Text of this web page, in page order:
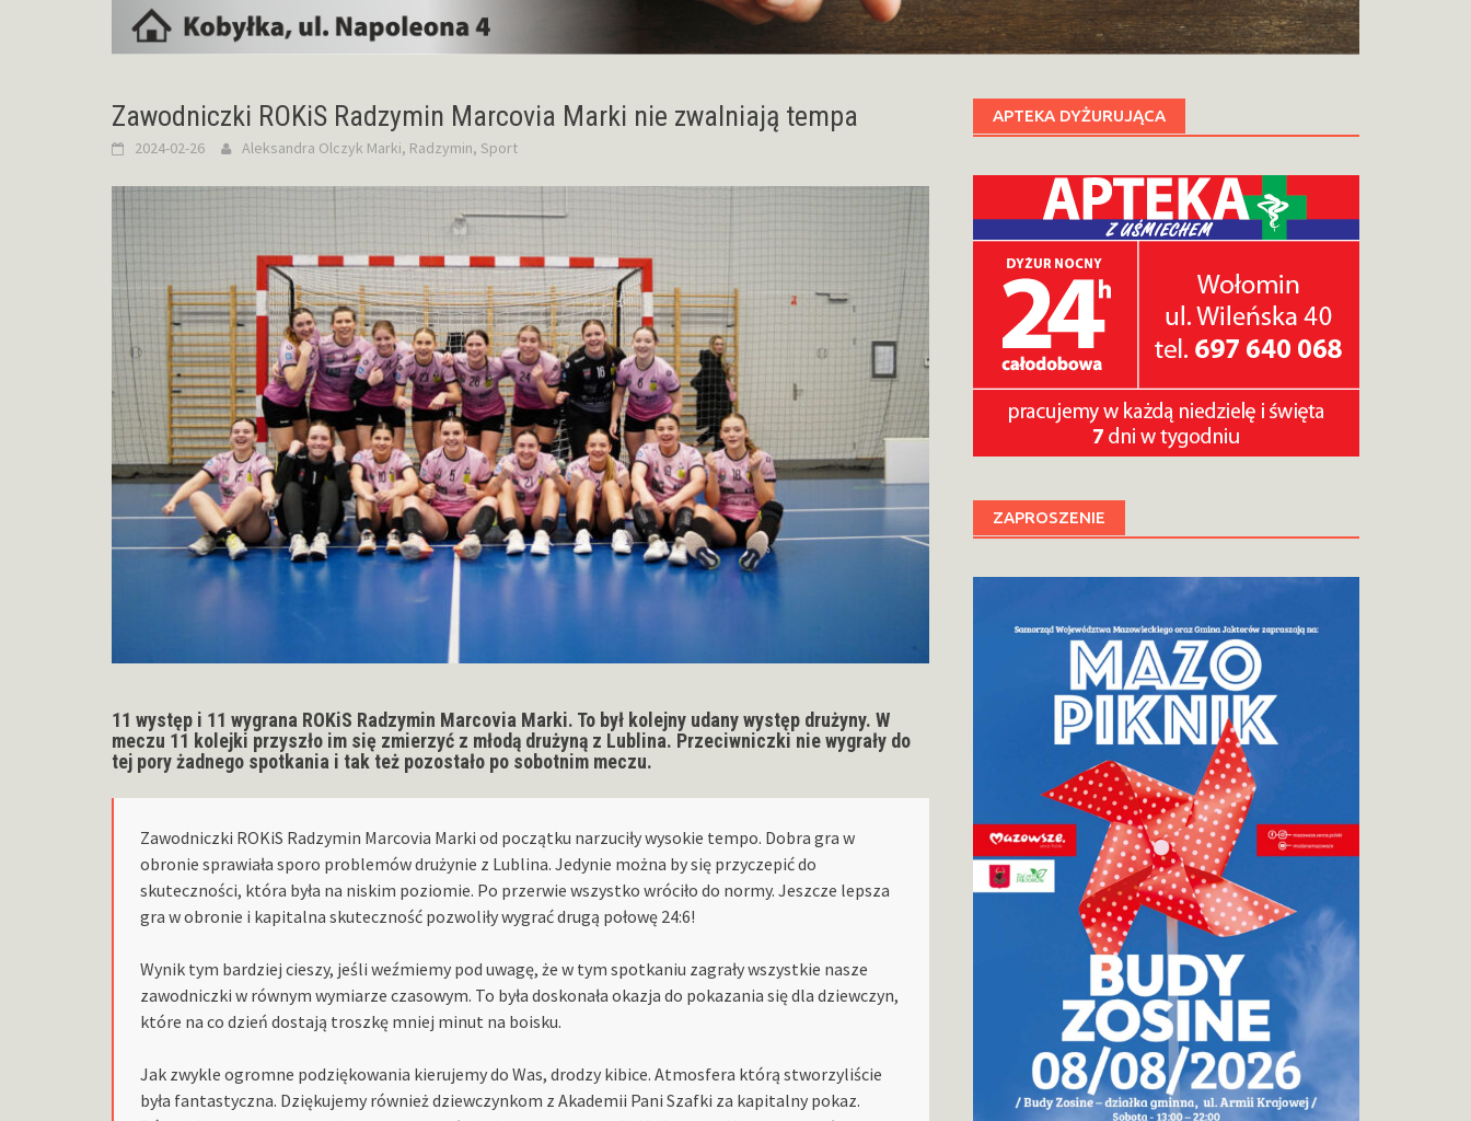
Zawodniczki ROKiS Radzymin Marcovia Marki nie zwalniają tempa
2024-02-26 Aleksandra Olczyk Marki, Radzymin, Sport
11 występ i 11 wygrana ROKiS Radzymin Marcovia Marki. To był kolejny udany występ drużyny. W
meczu 11 kolejki przyszło im się zmierzyć z młodą drużyną z Lublina. Przeciwniczki nie wygrały do
tej pory żadnego spotkania i tak też pozostało po sobotnim meczu.
Zawodniczki ROKiS Radzymin Marcovia Marki od początku narzuciły wysokie tempo. Dobra gra w
obronie sprawiała sporo problemów drużynie z Lublina. Jedynie można by się przyczepić do
skuteczności, która była na niskim poziomie. Po przerwie wszystko wróciło do normy. Jeszcze lepsza
gra w obronie i kapitalna skuteczność pozwoliły wygrać drugą połowę 24:6!
Wynik tym bardziej cieszy, jeśli weźmiemy pod uwagę, że w tym spotkaniu zagrały wszystkie nasze
zawodniczki w równym wymiarze czasowym. To była doskonała okazja do pokazania się dla dziewczyn,
które na co dzień dostają troszkę mniej minut na boisku.
Jak zwykle ogromne podziękowania kierujemy do Was, drodzy kibice. Atmosfera którą stworzyliście
była fantastyczna. Dziękujemy również dziewczynkom z Akademii Pani Szafki za kapitalny pokaz.
APTEKA DYŻURUJĄCA
ZAPROSZENIE